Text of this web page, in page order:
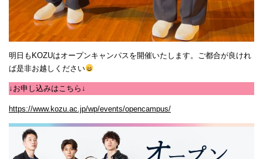
明日もKOZUはオープンキャンパスを開催いたします。ご都合が良けれ
ば是非お越しください
↓お申し込みはこちら↓
https://www.kozu.ac.jp/wp/events/opencampus/